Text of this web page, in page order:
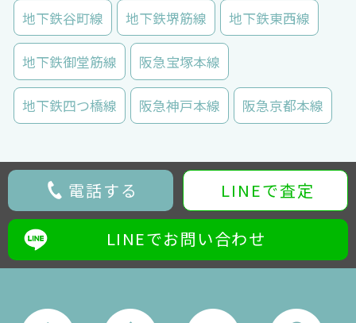
地下鉄谷町線 地下鉄堺筋線 地下鉄東西線
地下鉄御堂筋線 阪急宝塚本線
地下鉄四つ橋線 阪急神戸本線 阪急京都本線
電話する LINEで査定
LINEでお問い合わせ